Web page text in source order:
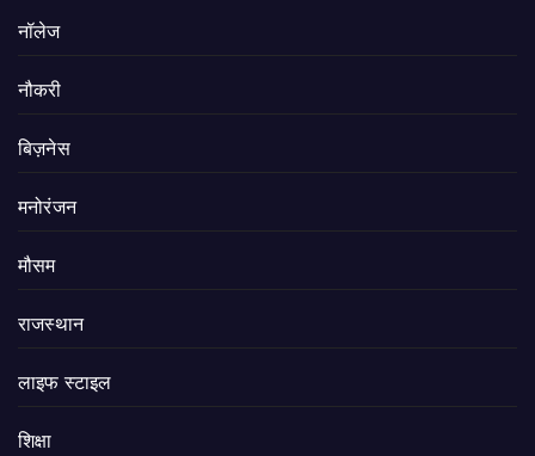
नॉलेज
नौकरी
बिज़नेस
मनोरंजन
मौसम
राजस्थान
लाइफ स्टाइल
शिक्षा